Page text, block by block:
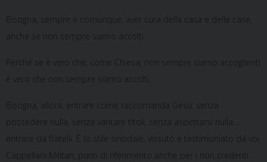
Bisogna, sempre e comunque, aver cura della casa e delle case,
anche se non sempre siamo accolti.
Perché se è vero che, come Chiesa, non sempre siamo accoglienti
è vero che non sempre siamo accolti.
Bisogna, allora, entrare come raccomanda Gesù: senza
possedere nulla, senza vantare titoli, senza aspettarsi nulla.…
entrare da fratelli. È lo stile sinodale, vissuto e testimoniato da voi
Cappellani Militari, punti di riferimento anche per i non credenti.